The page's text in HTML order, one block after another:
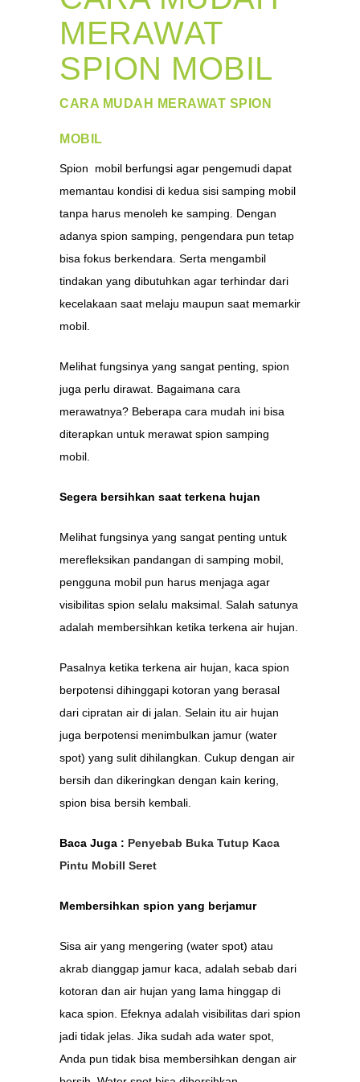
MERAWAT
SPION MOBIL
CARA MUDAH MERAWAT SPION
MOBIL
Spion mobil berfungsi agar pengemudi dapat
memantau kondisi di kedua sisi samping mobil
tanpa harus menoleh ke samping. Dengan
adanya spion samping, pengendara pun tetap
bisa fokus berkendara. Serta mengambil
tindakan yang dibutuhkan agar terhindar dari
kecelakaan saat melaju maupun saat memarkir
mobil.
Melihat fungsinya yang sangat penting, spion
juga perlu dirawat. Bagaimana cara
merawatnya? Beberapa cara mudah ini bisa
diterapkan untuk merawat spion samping
mobil.
Segera bersihkan saat terkena hujan
Melihat fungsinya yang sangat penting untuk
merefleksikan pandangan di samping mobil,
pengguna mobil pun harus menjaga agar
visibilitas spion selalu maksimal. Salah satunya
adalah membersihkan ketika terkena air hujan.
Pasalnya ketika terkena air hujan, kaca spion
berpotensi dihinggapi kotoran yang berasal
dari cipratan air di jalan. Selain itu air hujan
juga berpotensi menimbulkan jamur (water
spot) yang sulit dihilangkan. Cukup dengan air
bersih dan dikeringkan dengan kain kering,
spion bisa bersih kembali.
Baca Juga : Penyebab Buka Tutup Kaca
Pintu Mobill Seret
Membersihkan spion yang berjamur
Sisa air yang mengering (water spot) atau
akrab dianggap jamur kaca, adalah sebab dari
kotoran dan air hujan yang lama hinggap di
kaca spion. Efeknya adalah visibilitas dari spion
jadi tidak jelas. Jika sudah ada water spot,
Anda pun tidak bisa membersihkan dengan air